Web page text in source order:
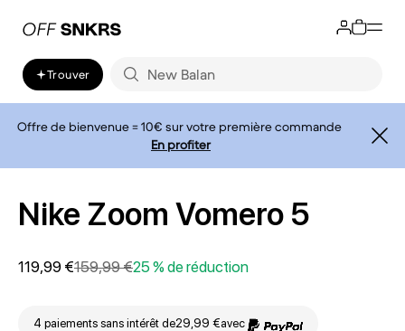
Trouver
Offre de bienvenue = 10€ sur votre première commande
En profiter
Nike Zoom Vomero 5
119,99 €159,99 €25 % de réduction
4 paiements sans intérêt de29,99 €avec